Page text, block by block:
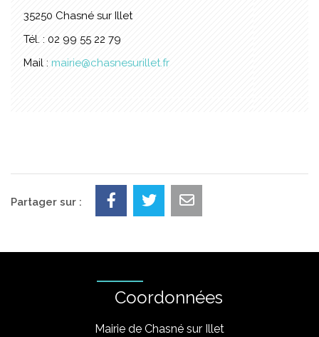
35250 Chasné sur Illet
Tél. : 02 99 55 22 79
Mail : mairie@chasnesurillet.fr
Partager sur :
Coordonnées
Mairie de Chasné sur Illet